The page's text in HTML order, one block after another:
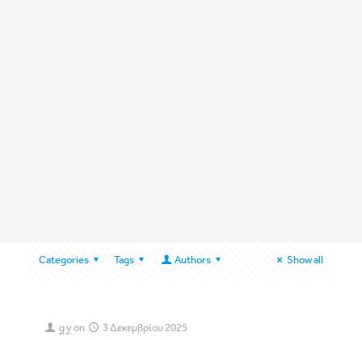
Categories Tags Authors Show all
g y on 3 Δεκεμβρίου 2025